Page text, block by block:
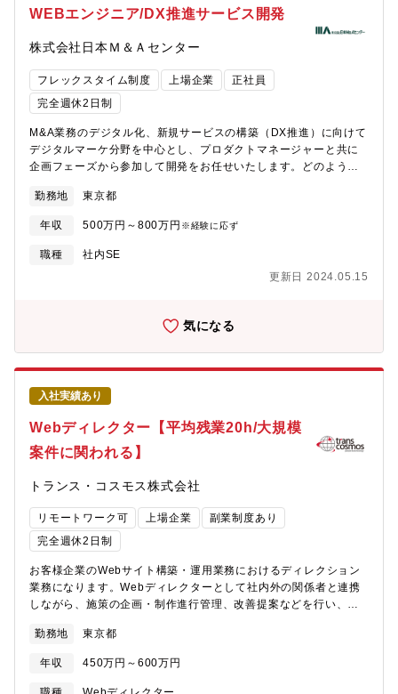
はリモートワークで就業中）■就業時間：平日の9：10-18：
00（シフト勤務制度あり）■PC：ノートPC■ディスプレイ：ノー
トPC以外に21インチor24インチモニター■OS：Windows■業務
ツール：Microsoft Office■コミュニケーション：Google Chat、
oVice■ビデオ会議：Google Meet、zoom■タスク管理：
ASANA【就業先について】■トランスコスモス・アナリティクス
へ出向兼務となります。■配属部門全員が出向兼務という形をとっ
WEBエンジニア/DX推進サービス開発
株式会社日本Ｍ＆Ａセンター
フレックスタイム制度 上場企業
正社員
完全週休2日制
M&A業務のデジタル化、新規サービスの構築（DX推進）に向けて
デジタルマーケ分野を中心とし、プロダクトマネージャーと共に
企画フェーズから参加して開発をお任せいたします。どのような
トを、アジャイルの要素を取り入れ、営業やスタッフ部門のメン
バーと策定仕様のすり合わせをしながら進めて頂きます。【具体
的な案件】・M&A各プロセス効率化の自社開発DX推進ツールの開
発・案件診断システム・マッチングシミュレーション・顧客コミ
レスCMS実装・チャットボットやM&A情報掲載のためのAPI開
を促進いただき、従来のM&A業界にはない取り組みを実践いただ
けます。 社内ステークホルダーとの折衝の中で、課題整理／要件
定義／提案といったディレクション業務に加え、新たな提案もい
ただける風通しの良い環境です。【開発環境】■php（Laravelな
ど）■JavaScript（Vue.js、Nuxt.js、React.jsなど）■Ruby on
Rails■Docker／Git／Backlog
勤務地 東京都
年収 500万円～800万円 ※経験に応ず
職種
社内SE
更新日 2024.05.15
気になる
入社実績あり
Webディレクター【平均残業20h/大規模
案件に関われる】
トランス・コスモス株式会社
リモートワーク可 上場企業
副業制度あり
完全週休2日制
お客様企業のWebサイト構築・運用業務におけるディレクション
業務になります。Webディレクターとして社内外の関係者と連携
しながら、施策の企画・制作進行管理、改善提案などを行い、プ
ム（UI/UX、デザイン、エンジニアなど）と連携しながら、お客様
の課題解決に貢献していただきます。【具体的な業務内容】■Web
サイト設計・構築・運用のディレクション業務■スケジュール管
理、工数・工程管理、メンバー管理、品質管理、課題管理などの
勤務地 東京都
年収 450万円～600万円